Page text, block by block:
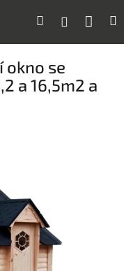
Hledat Přihlášení
okno se
a 16,5m2 a